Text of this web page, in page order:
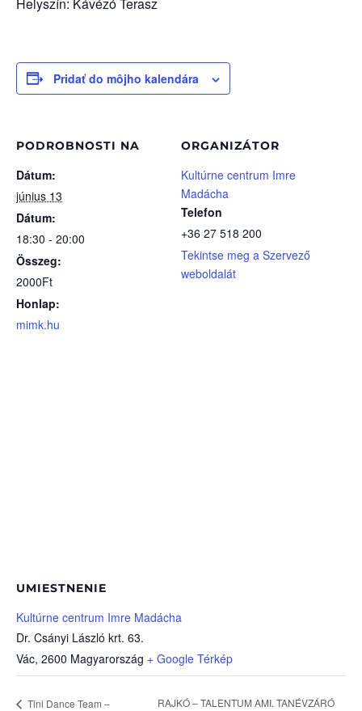
Pridať do môjho kalendára
PODROBNOSTI NA
Dátum:
június 13
Dátum:
18:30 - 20:00
Összeg:
2000Ft
Honlap:
mimk.hu
ORGANIZÁTOR
Kultúrne centrum Imre
Madácha
Telefon
+36 27 518 200
Tekintse meg a Szervező
weboldalát
UMIESTNENIE
Kultúrne centrum Imre Madácha
Dr. Csányi László krt. 63.
Vác, 2600 Magyarország + Google Térkép
Tini Dance Team –
RAJKÓ – TALENTUM AMI. TANÉVZÁRÓ